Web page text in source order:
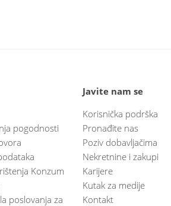
pogodnosti
Konzum
poslovanja za
Javite nam se
Korisnička podrška
Pronađite nas
Poziv dobavljačima
Nekretnine i zakupi
Karijere
Kutak za medije
Kontakt